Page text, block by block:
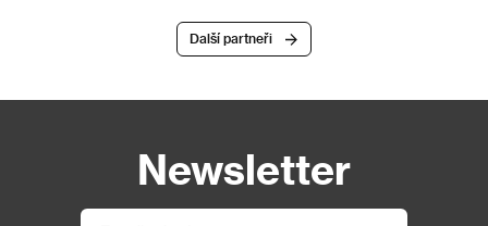
Další partneři
Newsletter